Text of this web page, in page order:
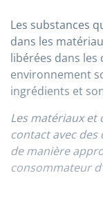
Les substances
dans les
libérées dans
environnement
ingrédients et
Les matériaux et
contact avec
de manière
consommateur